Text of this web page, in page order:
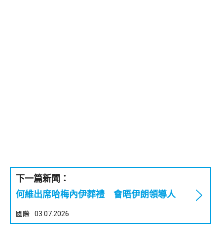
下一篇新聞：
何維出席哈梅內伊葬禮 會晤伊朗領導人
國際 03.07.2026